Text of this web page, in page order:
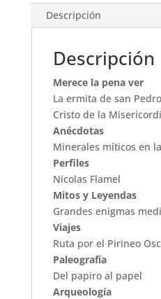
Descripción
Descripción
Merece la pena ver
La ermita de san
Cristo de la
Anécdotas
Minerales míticos en
Perfiles
Nicolas Flamel
Mitos y Leyendas
Grandes enigmas
Viajes
Ruta por el Pirineo
Paleografía
Del papiro al papel
Arqueología